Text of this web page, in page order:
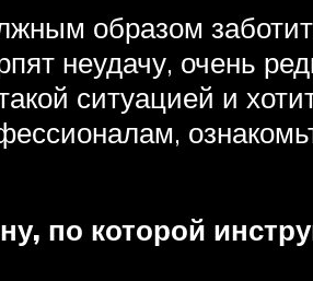
образом
неудачу, очень
ситуацией и
по которой